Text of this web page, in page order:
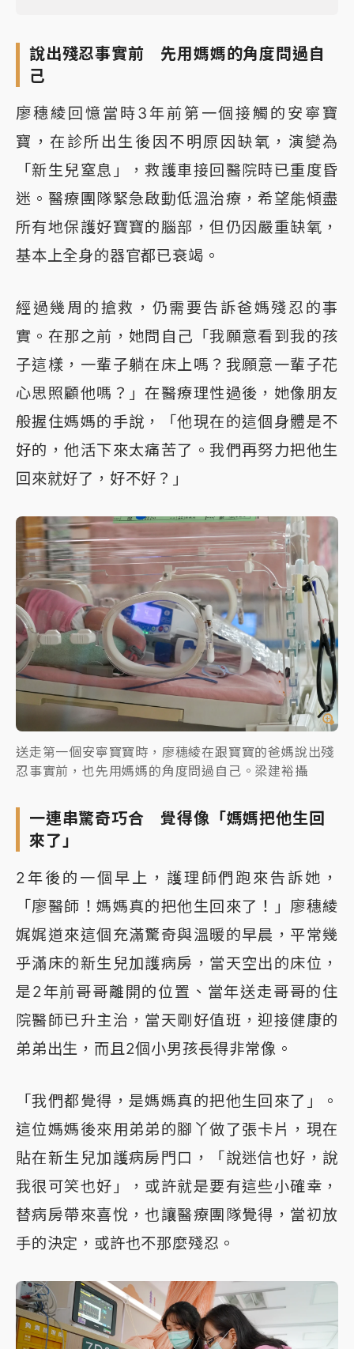
說出殘忍事實前 先用媽媽的角度問過自
己
廖穗綾回憶當時3年前第一個接觸的安寧寶
寶，在診所出生後因不明原因缺氧，演變為
「新生兒窒息」，救護車接回醫院時已重度昏
迷。醫療團隊緊急啟動低溫治療，希望能傾盡
所有地保護好寶寶的腦部，但仍因嚴重缺氧，
基本上全身的器官都已衰竭。
經過幾周的搶救，仍需要告訴爸媽殘忍的事
實。在那之前，她問自己「我願意看到我的孩
子這樣，一輩子躺在床上嗎？我願意一輩子花
心思照顧他嗎？」在醫療理性過後，她像朋友
般握住媽媽的手說，「他現在的這個身體是不
好的，他活下來太痛苦了。我們再努力把他生
回來就好了，好不好？」
送走第一個安寧寶寶時，廖穗綾在跟寶寶的爸媽說出殘
忍事實前，也先用媽媽的角度問過自己。梁建裕攝
一連串驚奇巧合 覺得像「媽媽把他生回
來了」
2年後的一個早上，護理師們跑來告訴她，
「廖醫師！媽媽真的把他生回來了！」廖穗綾
娓娓道來這個充滿驚奇與溫暖的早晨，平常幾
乎滿床的新生兒加護病房，當天空出的床位，
是2年前哥哥離開的位置、當年送走哥哥的住
院醫師已升主治，當天剛好值班，迎接健康的
弟弟出生，而且2個小男孩長得非常像。
「我們都覺得，是媽媽真的把他生回來了」。
這位媽媽後來用弟弟的腳丫做了張卡片，現在
貼在新生兒加護病房門口，「說迷信也好，說
我很可笑也好」，或許就是要有這些小確幸，
替病房帶來喜悅，也讓醫療團隊覺得，當初放
手的決定，或許也不那麼殘忍。